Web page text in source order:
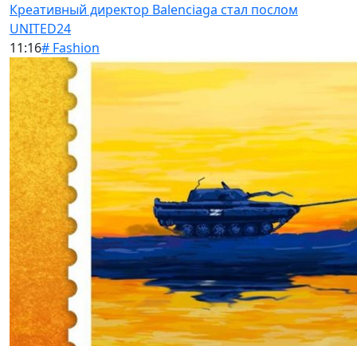
Креативный директор Balenciaga стал послом
UNITED24
11:16# Fashion